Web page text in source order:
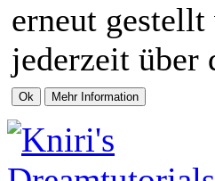
erneut
jederzeit über